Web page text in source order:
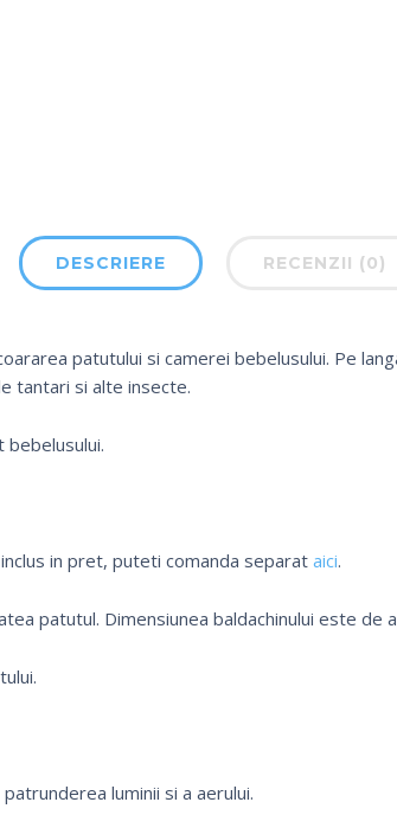
DESCRIERE RECENZII (0)
patutului si camerei bebelusului. Pe
tantari si alte insecte.
bebelusului.
in pret, puteti comanda separat aici.
patutul. Dimensiunea baldachinului este de
luminii si a aerului.